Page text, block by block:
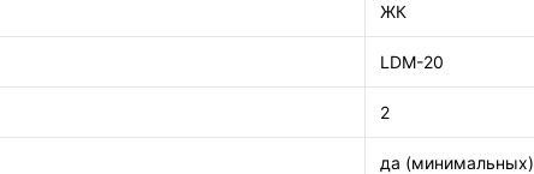
ЖК
LDM-20
2
да (минимальных)